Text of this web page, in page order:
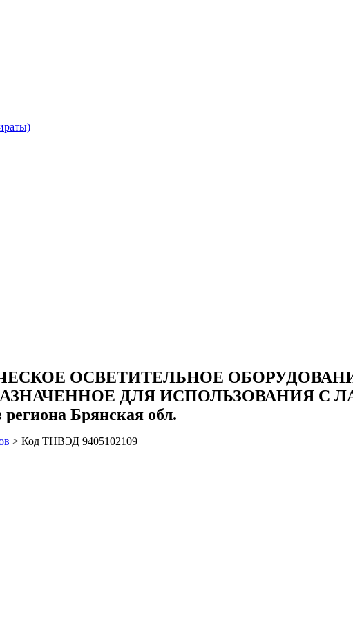
ОСВЕТИТЕЛЬНОЕ
ДЛЯ ИСПОЛЬЗОВАНИЯ С
Брянская обл.
> Код ТНВЭД 9405102109